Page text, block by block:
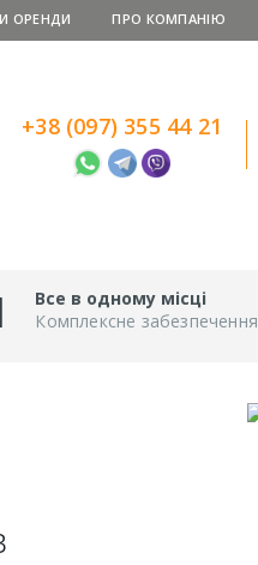
ОРЕНДИ ПРО КОМПАНІЮ
+38 (097) 355 44 21
Все в одному місці
Комплексне забезпечення